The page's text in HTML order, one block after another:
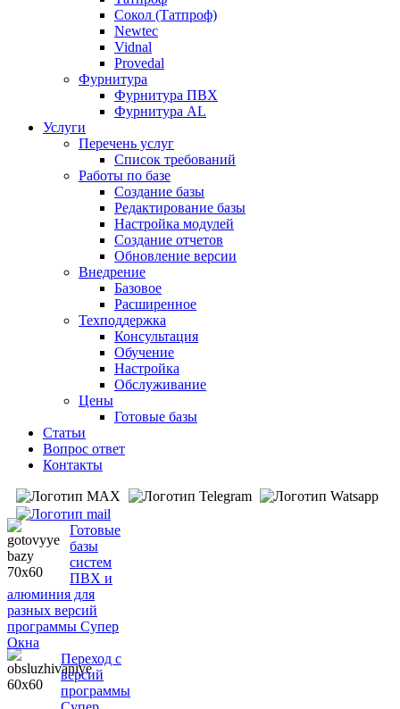
Сокол (Татпроф)
Newtec
Vidnal
Provedal
Фурнитура
Фурнитура ПВХ
Фурнитура AL
Услуги
Перечень услуг
Список требований
Работы по базе
Создание базы
Редактирование базы
Настройка модулей
Создание отчетов
Обновление версии
Внедрение
Базовое
Расширенное
Техподдержка
Консультация
Обучение
Настройка
Обслуживание
Цены
Готовые базы
Статьи
Вопрос ответ
Контакты
Готовые
базы
систем
ПВХ и
алюминия для
разных версий
программы Супер
Окна
Переход с
версий
программы